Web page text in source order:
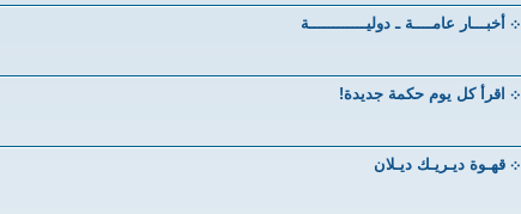
܀ أخبـــار عامــــة ـ دوليــــــــــــة
܀ اقرأ كل يوم حكمة جديدة!
܀ قهـوة ديـريـك ديـلان